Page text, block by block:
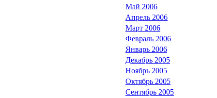
Май 2006
Апрель 2006
Март 2006
Февраль 2006
Январь 2006
Декабрь 2005
Ноябрь 2005
Октябрь 2005
Сентябрь 2005